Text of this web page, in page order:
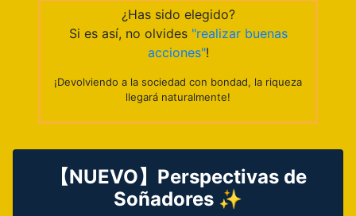
¿Has sido elegido?
Si es así, no olvides "realizar buenas
acciones"!
¡Devolviendo a la sociedad con bondad, la riqueza
llegará naturalmente!
【NUEVO】Perspectivas de
Soñadores ✨